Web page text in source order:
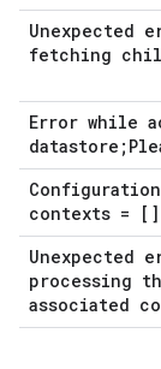
Unexpected
fetching
Error while
contexts = []
Unexpected
processing
associated